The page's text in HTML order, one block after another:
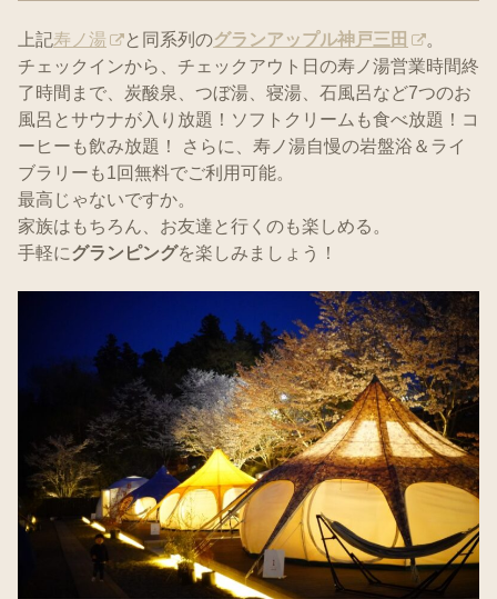
上記寿ノ湯 と同系列のグランアップル神戸三田
。
チェックインから、チェックアウト日の寿ノ湯営業時間終
了時間まで、炭酸泉、つぼ湯、寝湯、石風呂など7つのお
風呂とサウナが入り放題！ソフトクリームも食べ放題！コ
ーヒーも飲み放題！ さらに、寿ノ湯自慢の岩盤浴＆ライ
ブラリーも1回無料でご利用可能。
最高じゃないですか。
家族はもちろん、お友達と行くのも楽しめる。
手軽にグランピングを楽しみましょう！